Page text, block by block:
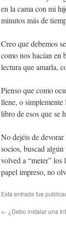
en la cama con mi
minutos más de
Creo que debemos
como nos hacían en
lectura que amarla,
Pienso que como
llene, o
libro de esos que se
No dejéis de
socios, buscad
volved a “meter” los
papel impreso, no
Esta entrada fue
← ¿Debo instalar una